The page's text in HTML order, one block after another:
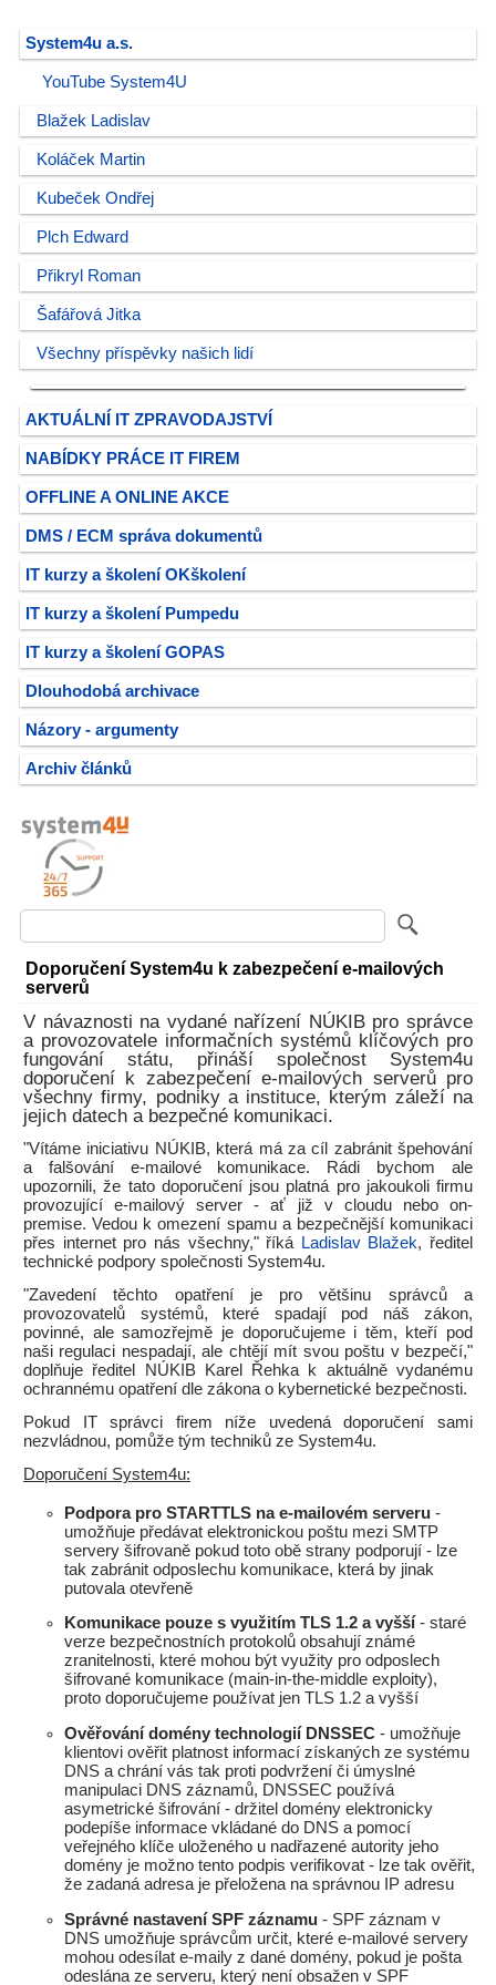
System4u a.s.
YouTube System4U
Blažek Ladislav
Koláček Martin
Kubeček Ondřej
Plch Edward
Přikryl Roman
Šafářová Jitka
Všechny příspěvky našich lidí
AKTUÁLNÍ IT ZPRAVODAJSTVÍ
NABÍDKY PRÁCE IT FIREM
OFFLINE A ONLINE AKCE
DMS / ECM správa dokumentů
IT kurzy a školení OKškolení
IT kurzy a školení Pumpedu
IT kurzy a školení GOPAS
Dlouhodobá archivace
Názory - argumenty
Archiv článků
Doporučení System4u k zabezpečení e-mailových
serverů
V návaznosti na vydané nařízení NÚKIB pro správce
a provozovatele informačních systémů klíčových pro
fungování státu, přináší společnost System4u
doporučení k zabezpečení e-mailových serverů pro
všechny firmy, podniky a instituce, kterým záleží na
jejich datech a bezpečné komunikaci.
"Vítáme iniciativu NÚKIB, která má za cíl zabránit špehování
a falšování e-mailové komunikace. Rádi bychom ale
upozornili, že tato doporučení jsou platná pro jakoukoli firmu
provozující e-mailový server - ať již v cloudu nebo on-
premise. Vedou k omezení spamu a bezpečnější komunikaci
přes internet pro nás všechny," říká
Ladislav Blažek, ředitel
technické podpory společnosti System4u.
"Zavedení těchto opatření je pro většinu správců a
provozovatelů systémů, které spadají pod náš zákon,
povinné, ale samozřejmě je doporučujeme i těm, kteří pod
naši regulaci nespadají, ale chtějí mít svou poštu v bezpečí,"
doplňuje ředitel NÚKIB Karel Řehka k aktuálně vydanému
ochrannému opatření dle zákona o kybernetické bezpečnosti.
Pokud IT správci firem níže uvedená doporučení sami
nezvládnou, pomůže tým techniků ze System4u.
Doporučení System4u:
Podpora pro STARTTLS na e-mailovém serveru -
umožňuje předávat elektronickou poštu mezi SMTP
servery šifrovaně pokud toto obě strany podporují - lze
tak zabránit odposlechu komunikace, která by jinak
putovala otevřeně
Komunikace pouze s využitím TLS 1.2 a vyšší - staré
verze bezpečnostních protokolů obsahují známé
zranitelnosti, které mohou být využity pro odposlech
šifrované komunikace (main-in-the-middle exploity),
proto doporučujeme používat jen TLS 1.2 a vyšší
Ověřování domény technologií DNSSEC - umožňuje
klientovi ověřit platnost informací získaných ze systému
DNS a chrání vás tak proti podvržení či úmyslné
manipulaci DNS záznamů, DNSSEC používá
asymetrické šifrování - držitel domény elektronicky
podepíše informace vkládané do DNS a pomocí
veřejného klíče uloženého u nadřazené autority jeho
domény je možno tento podpis verifikovat - lze tak ověřit,
že zadaná adresa je přeložena na správnou IP adresu
Správné nastavení SPF záznamu - SPF záznam v
DNS umožňuje správcům určit, které e-mailové servery
mohou odesílat e-maily z dané domény, pokud je pošta
odeslána ze serveru, který není obsažen v SPF